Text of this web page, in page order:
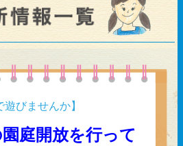
遊びませんか】
庭開放を行って